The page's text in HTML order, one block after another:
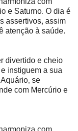
e Saturno. O dia é
assertivos, assim
atenção à saúde.
divertido e cheio
instiguem a sua
se
com Mercúrio e
com